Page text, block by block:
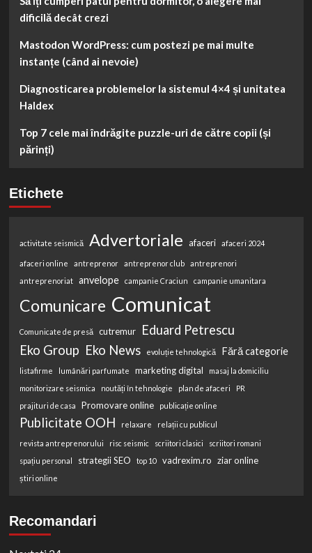
dificilă decât crezi
Mastodon WordPress: cum postezi pe mai multe
instanțe (când ai nevoie)
Diagnosticarea problemelor la sistemul 4×4 și unitatea
Haldex
Top 7 cele mai îndrăgite puzzle-uri de către copii (și
părinți)
Etichete
activitate seismică Advertoriale afaceri afaceri 2024
afaceri online antreprenor antreprenor club
antreprenori
antreprenoriat
anvelope campanie Craciun campanie umanitara
Comunicare Comunicat
Comunicate de presă cutremur
Eduard Petrescu
Eko Group Eko News evoluție tehnologică Fără categorie
listafirme lumânări parfumate marketing digital
masaj la domiciliu
monitorizare seismica
noutăți în tehnologie plan de afaceri
PR
prajituri de casa
Promovare online publicație online
Publicitate OOH relaxare relații cu publicul
revista antreprenorului risc seismic scriitori clasici
scriitori romani
spațiu personal
strategii SEO top 10 vadrexim.ro ziar online
știri online
Recomandari